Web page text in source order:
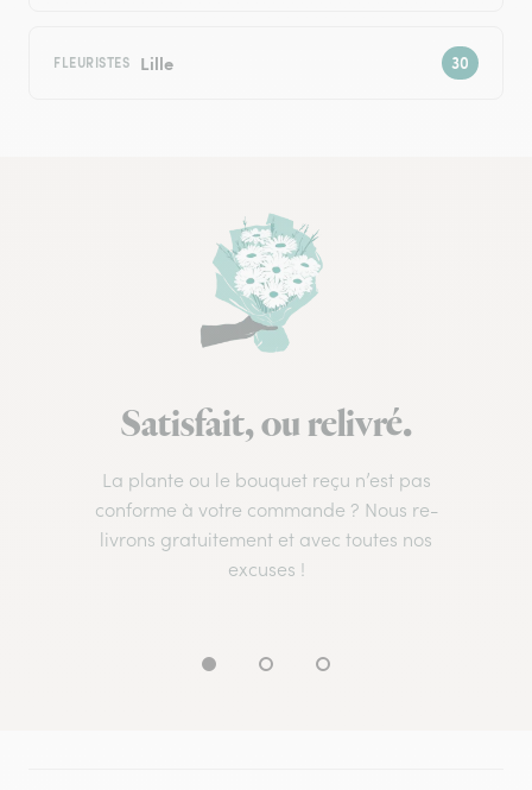
FLEURISTES Lille
Satisfait, ou relivré.
La plante ou le bouquet reçu n’est pas
conforme à votre commande ? Nous re-
livrons gratuitement et avec toutes nos
excuses !